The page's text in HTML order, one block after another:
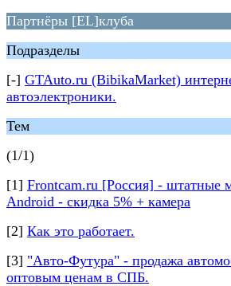
Партнёры [EL]клуба
Подразделы
[-] GTAuto.ru (BibikaMarket)
автоэлектроники.
Тем
(1/1)
[1] Frontcam.ru [Россия] - штатные
Android - скидка 5% + камера
[2] Как это работает.
[3] "Авто-Футура" - продажа
оптовым ценам в СПБ.